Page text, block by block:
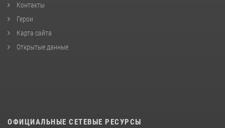
Контакты
Герои
Карта сайта
Открытые данные
ОФИЦИАЛЬНЫЕ СЕТЕВЫЕ РЕСУРСЫ